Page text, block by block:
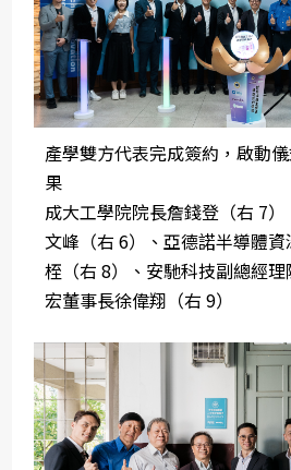
產學雙方代表完成簽約，啟動
果
成大工學院院長詹錢登（右 7
文峰（右 6）、亞德諾半導體
桎（右 8）、安馳科技副總經
宏董事長徐偉翔（右 9）